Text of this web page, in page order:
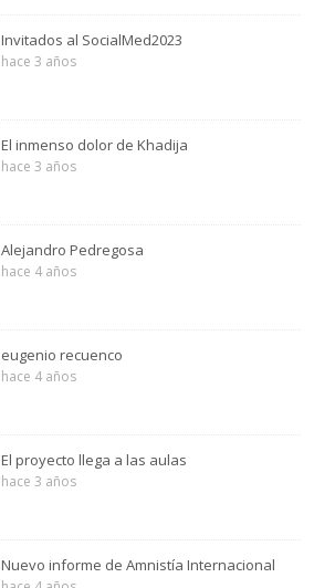
Invitados al SocialMed2023
hace 3 años
El inmenso dolor de Khadija
hace 3 años
Alejandro Pedregosa
hace 4 años
eugenio recuenco
hace 4 años
El proyecto llega a las aulas
hace 3 años
Nuevo informe de Amnistía Internacional